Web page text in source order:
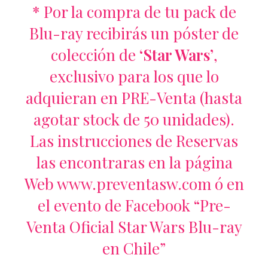
* Por la compra de tu pack de
Blu-ray recibirás un póster de
colección de ‘Star Wars’,
exclusivo para los que lo
adquieran en PRE-Venta (hasta
agotar stock de 50 unidades).
Las instrucciones de Reservas
las encontraras en la página
Webwww.preventasw.com ó en
el evento de Facebook “Pre-
Venta Oficial Star Wars Blu-ray
en Chile”